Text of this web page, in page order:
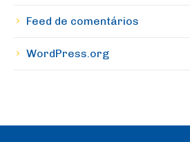
Feed de comentários
WordPress.org